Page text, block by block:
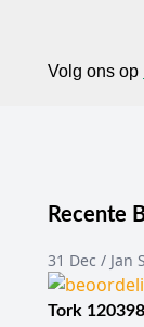
Volg ons op
Recente
31 Dec / Jan
Tork